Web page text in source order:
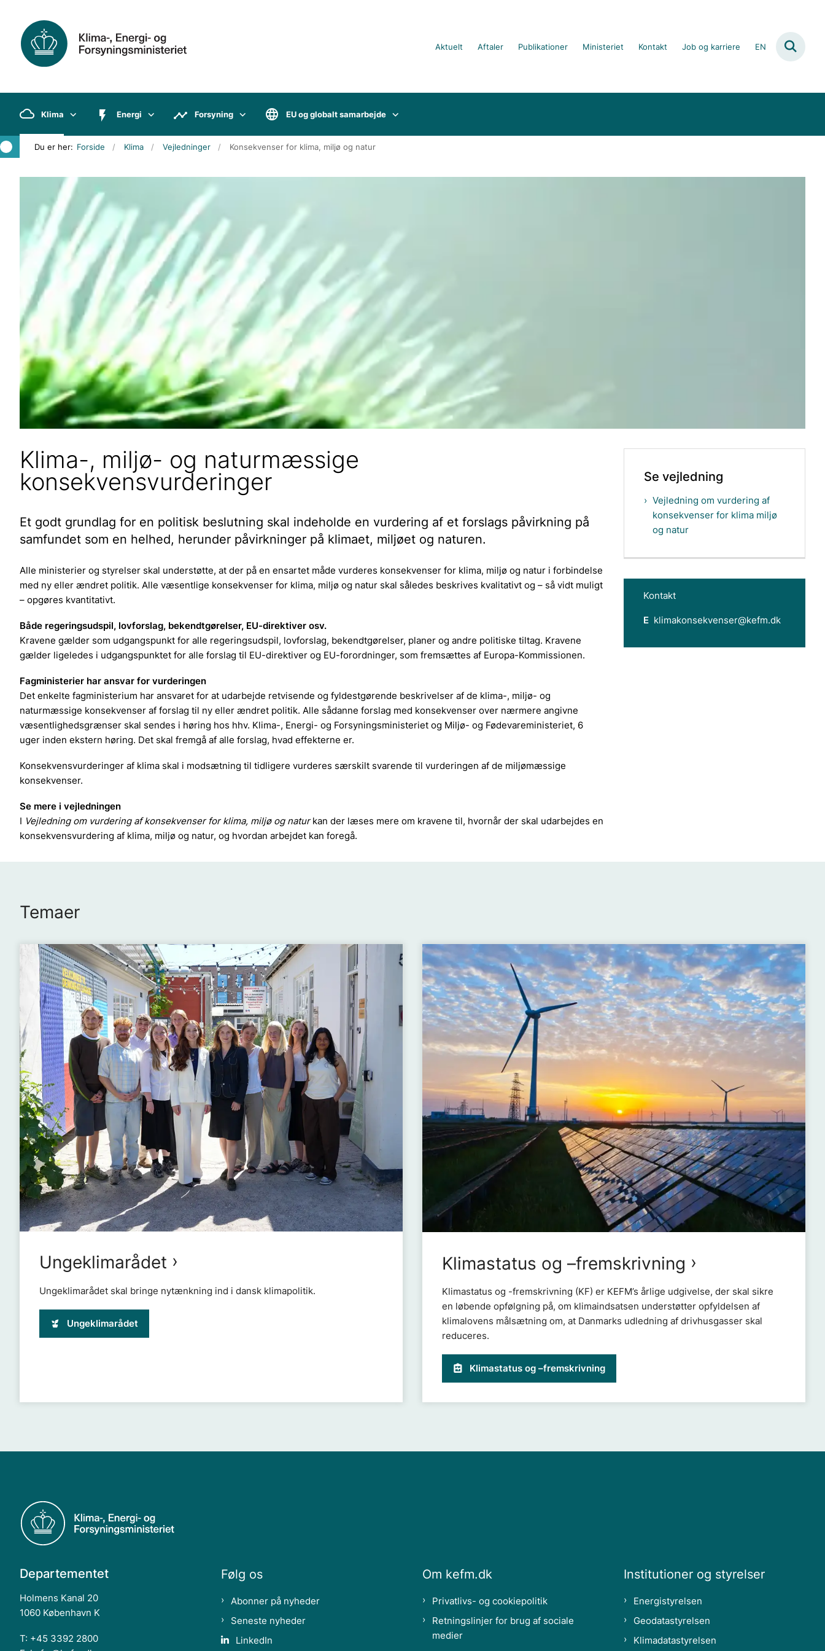
Aktuelt Aftaler Publikationer Ministeriet Kontakt Job og karriere EN
Klima Energi Forsyning EU og globalt samarbejde
Du er her: Forside Klima Vejledninger Konsekvenser for klima, miljø og natur
Klima-, miljø- og naturmæssige
konsekvensvurderinger
Et godt grundlag for en politisk beslutning skal indeholde en vurdering af et forslags påvirkning på
samfundet som en helhed, herunder påvirkninger på klimaet, miljøet og naturen.
Alle ministerier og styrelser skal understøtte, at der på en ensartet måde vurderes konsekvenser for klima, miljø og natur i forbindelse
med ny eller ændret politik. Alle væsentlige konsekvenser for klima, miljø og natur skal således beskrives kvalitativt og – så vidt muligt
– opgøres kvantitativt.
Både regeringsudspil, lovforslag, bekendtgørelser, EU-direktiver osv.
Kravene gælder som udgangspunkt for alle regeringsudspil, lovforslag, bekendtgørelser, planer og andre politiske tiltag. Kravene
gælder ligeledes i udgangspunktet for alle forslag til EU-direktiver og EU-forordninger, som fremsættes af Europa-Kommissionen.
Fagministerier har ansvar for vurderingen
Det enkelte fagministerium har ansvaret for at udarbejde retvisende og fyldestgørende beskrivelser af de klima-, miljø- og
naturmæssige konsekvenser af forslag til ny eller ændret politik. Alle sådanne forslag med konsekvenser over nærmere angivne
væsentlighedsgrænser skal sendes i høring hos hhv. Klima-, Energi- og Forsyningsministeriet og Miljø- og Fødevareministeriet, 6
uger inden ekstern høring. Det skal fremgå af alle forslag, hvad effekterne er.
Konsekvensvurderinger af klima skal i modsætning til tidligere vurderes særskilt svarende til vurderingen af de miljømæssige
konsekvenser.
Se mere i vejledningen
I Vejledning om vurdering af konsekvenser for klima, miljø og naturkan der læses mere om kravene til, hvornår der skal udarbejdes en
konsekvensvurdering af klima, miljø og natur, og hvordan arbejdet kan foregå.
Se vejledning
Vejledning om vurdering af
konsekvenser for klima miljø
og natur
Kontakt
E klimakonsekvenser@kefm.dk
Temaer
Ungeklimarådet
Ungeklimarådet skal bringe nytænkning ind i dansk klimapolitik.
Ungeklimarådet
Klimastatus og –fremskrivning
Klimastatus og -fremskrivning (KF) er KEFM’s årlige udgivelse, der skal sikre
en løbende opfølgning på, om klimaindsatsen understøtter opfyldelsen af
klimalovens målsætning om, at Danmarks udledning af drivhusgasser skal
reduceres.
Klimastatus og –fremskrivning
Departementet
Holmens Kanal 20
1060 København K
T: +45 3392 2800
Følg os
Abonner på nyheder
Seneste nyheder
LinkedIn
Om kefm.dk
Privatlivs- og cookiepolitik
Retningslinjer for brug af sociale
medier
Institutioner og styrelser
Energistyrelsen
Geodatastyrelsen
Klimadatastyrelsen